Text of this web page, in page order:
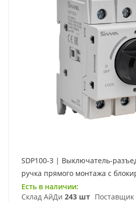
SDP100-3 | Выключатель-
ручка прямого монтажа с
Есть в наличии:
Склад АйДи 243 шт Поставщик